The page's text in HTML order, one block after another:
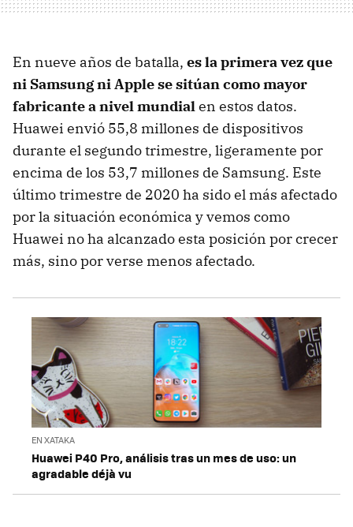
En nueve años de batalla, es la primera vez que
ni Samsung ni Apple se sitúan como mayor
fabricante a nivel mundial en estos datos.
Huawei envió 55,8 millones de dispositivos
durante el segundo trimestre, ligeramente por
encima de los 53,7 millones de Samsung. Este
último trimestre de 2020 ha sido el más afectado
por la situación económica y vemos como
Huawei no ha alcanzado esta posición por crecer
más, sino por verse menos afectado.
EN XATAKA
Huawei P40 Pro, análisis tras un mes de uso: un
agradable déjà vu